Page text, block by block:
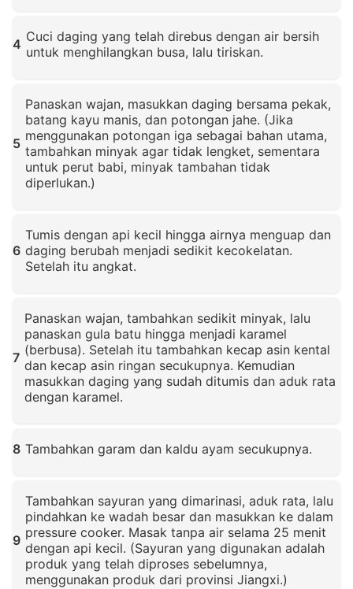
4 Cuci daging yang telah direbus dengan air bersih
untuk menghilangkan busa, lalu tiriskan.
5
Panaskan wajan, masukkan daging bersama pekak,
batang kayu manis, dan potongan jahe. (Jika
menggunakan potongan iga sebagai bahan utama,
tambahkan minyak agar tidak lengket, sementara
untuk perut babi, minyak tambahan tidak
diperlukan.)
6
Tumis dengan api kecil hingga airnya menguap dan
daging berubah menjadi sedikit kecokelatan.
Setelah itu angkat.
7
Panaskan wajan, tambahkan sedikit minyak, lalu
panaskan gula batu hingga menjadi karamel
(berbusa). Setelah itu tambahkan kecap asin kental
dan kecap asin ringan secukupnya. Kemudian
masukkan daging yang sudah ditumis dan aduk rata
dengan karamel.
8 Tambahkan garam dan kaldu ayam secukupnya.
9
Tambahkan sayuran yang dimarinasi, aduk rata, lalu
pindahkan ke wadah besar dan masukkan ke dalam
pressure cooker. Masak tanpa air selama 25 menit
dengan api kecil. (Sayuran yang digunakan adalah
produk yang telah diproses sebelumnya,
menggunakan produk dari provinsi Jiangxi.)